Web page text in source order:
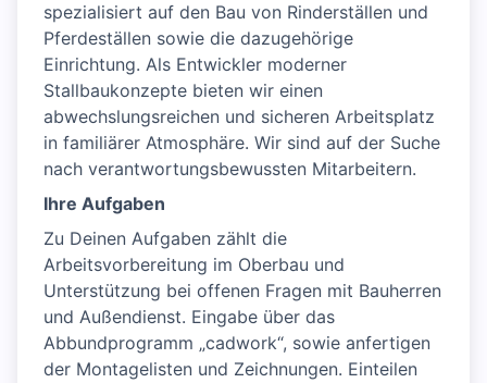
spezialisiert auf den Bau von Rinderställen und
Pferdeställen sowie die dazugehörige
Einrichtung. Als Entwickler moderner
Stallbaukonzepte bieten wir einen
abwechslungsreichen und sicheren Arbeitsplatz
in familiärer Atmosphäre. Wir sind auf der Suche
nach verantwortungsbewussten Mitarbeitern.
Ihre Aufgaben
Zu Deinen Aufgaben zählt die
Arbeitsvorbereitung im Oberbau und
Unterstützung bei offenen Fragen mit Bauherren
und Außendienst. Eingabe über das
Abbundprogramm „cadwork“, sowie anfertigen
der Montagelisten und Zeichnungen. Einteilen